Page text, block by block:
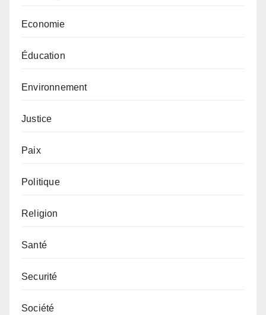
Economie
Éducation
Environnement
Justice
Paix
Politique
Religion
Santé
Securité
Société